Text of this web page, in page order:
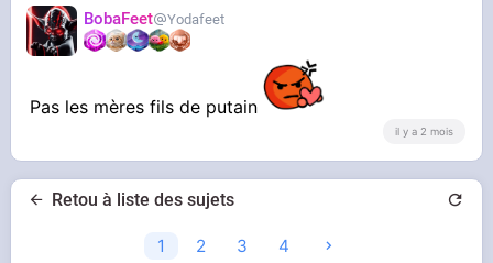
BobaFeet Yodafeet
Pas les mères fils de putain
il y a 2 mois
Retou à liste des sujets
1 2 3 4